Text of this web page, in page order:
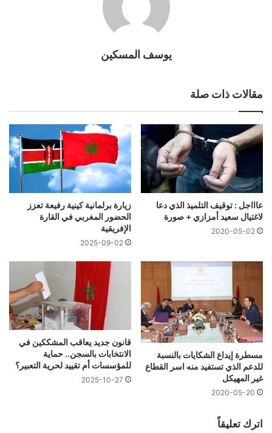
يوسف المسكين
مقالات ذات صلة
عاااجل : توقيف التلميذ الذي دعا
لاغتيال سعيد أمزازي + صورة
2020-05-02
زيارة برلمانية كينية رفيعة تعزز
الحضور المغربي في القارة
الإفريقية
2025-09-02
مسطرة إيداع الشكايات بالنسبة
للدعم الذي تستفيد منه اسر القطاع
غير المهيكل
2020-05-20
قانون جديد يعاقب المشككين في
الانتخابات بالسجن.. حماية
للمؤسسات أم تقييد لحرية التعبير؟
2025-10-27
اترك تعليقاً